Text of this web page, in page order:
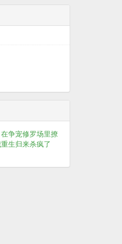
争宠修罗场里撩
生归来杀疯了